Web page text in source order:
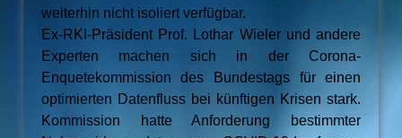
weiterhin nicht isoliert verfügbar.
Ex-RKI-Präsident Prof. Lothar Wieler und andere
Experten machen sich in der Corona-
Enquetekommission des Bundestags für einen
optimierten Datenfluss bei künftigen Krisen stark.
Kommission hatte Anforderung bestimmter